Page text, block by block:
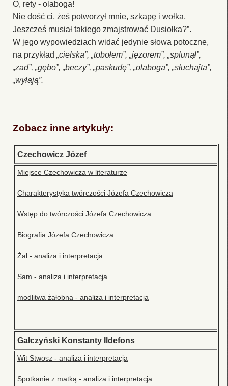
O, rety - olaboga!
Nie dość ci, żeś potworzył mnie, szkapę i wołka,
Jeszcześ musiał takiego zmajstrować Dusiołka?”.
W jego wypowiedziach widać jedynie słowa potoczne,
na przykład „cielska”, „tobołem”, „jęzorem”, „splunął”,
„zad”, „gębo”, „beczy”, „paskudę”, „olaboga”, „słuchajta”,
„wyłają”.
Zobacz inne artykuły:
Czechowicz Józef
Miejsce Czechowicza w literaturze
Charakterystyka twórczości Józefa Czechowicza
Wstęp do twórczości Józefa Czechowicza
Biografia Józefa Czechowicza
Żal - analiza i interpretacja
Sam - analiza i interpretacja
modlitwa żałobna - analiza i interpretacja
Gałczyński Konstanty Ildefons
Wit Stwosz - analiza i interpretacja
Spotkanie z matką - analiza i interpretacja